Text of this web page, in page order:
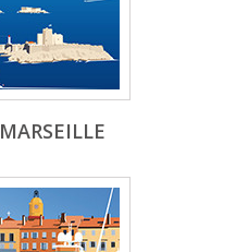
MARSEILLE